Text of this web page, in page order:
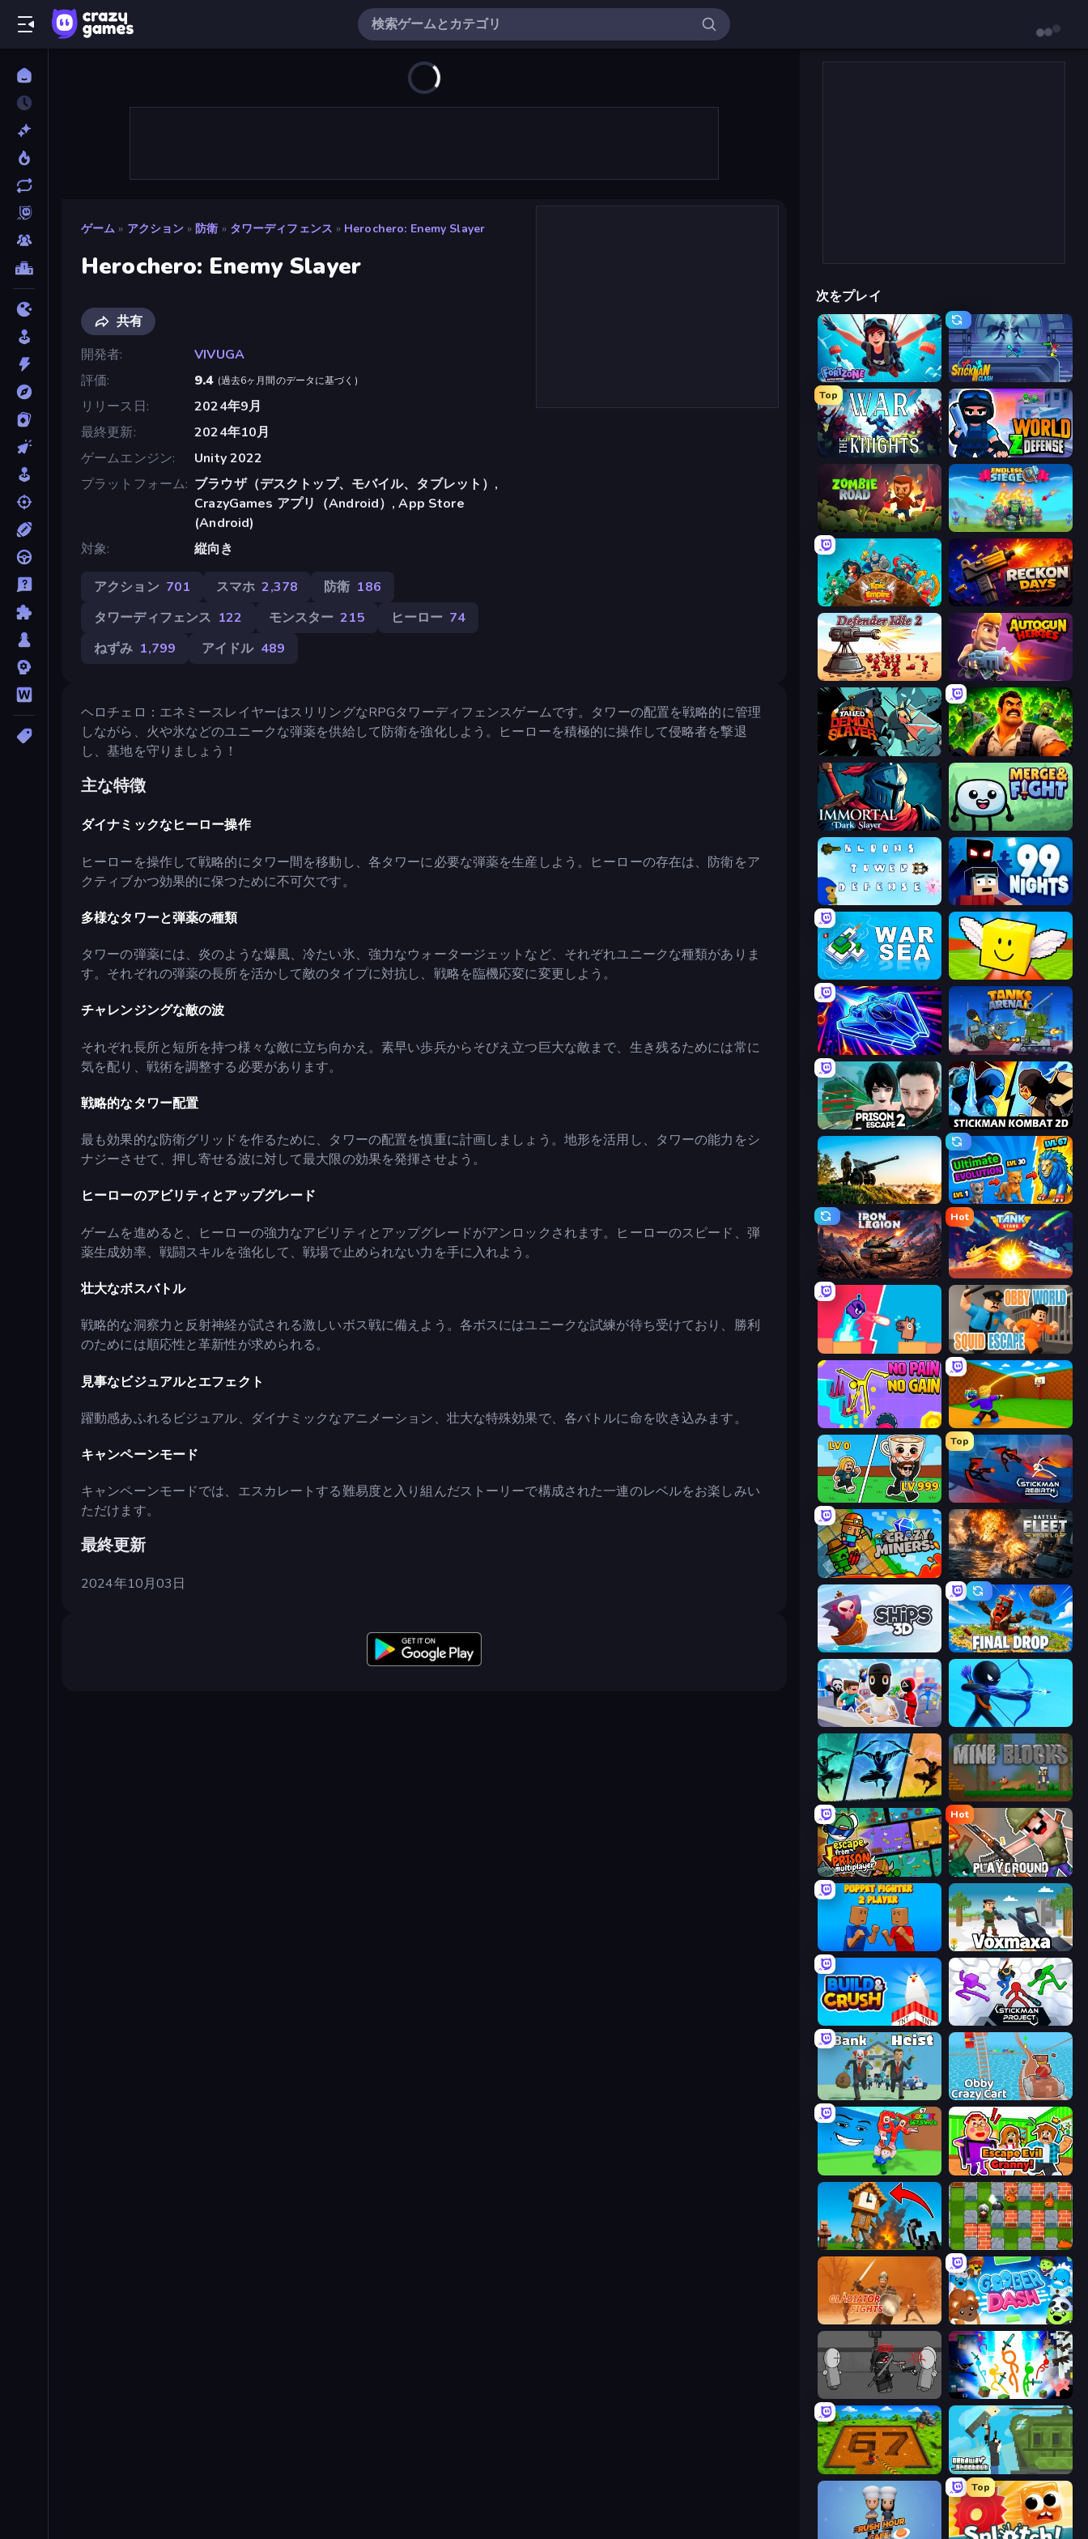
ゲーム » アクション » 防衛 » タワーディフェンス » Herochero: Enemy Slayer
Herochero: Enemy Slayer
共有
開発者
VIVUGA
評価
9.4 (過去6ヶ月間のデータに基づく )
リリース日
2024年9月
最終更新
2024年10月
ゲームエンジン
Unity 2022
プラットフォーム ブラウザ（デスクトップ、モバイル、タブレット）,
CrazyGames アプリ（Android）, App Store
(Android)
対象
縦向き
アクション 701 スマホ 2,378 防衛 186
タワーディフェンス 122 モンスター 215 ヒーロー 74
ねずみ 1,799 アイドル 489
ヘロチェロ：エネミースレイヤーはスリリングなRPGタワーディフェンスゲームです。タワーの配置を戦略的に管理
しながら、火や氷などのユニークな弾薬を供給して防衛を強化しよう。ヒーローを積極的に操作して侵略者を撃退
し、基地を守りましょう！
主な特徴
ダイナミックなヒーロー操作
ヒーローを操作して戦略的にタワー間を移動し、各タワーに必要な弾薬を生産しよう。ヒーローの存在は、防衛をア
クティブかつ効果的に保つために不可欠です。
多様なタワーと弾薬の種類
タワーの弾薬には、炎のような爆風、冷たい氷、強力なウォータージェットなど、それぞれユニークな種類がありま
す。それぞれの弾薬の長所を活かして敵のタイプに対抗し、戦略を臨機応変に変更しよう。
チャレンジングな敵の波
それぞれ長所と短所を持つ様々な敵に立ち向かえ。素早い歩兵からそびえ立つ巨大な敵まで、生き残るためには常に
気を配り、戦術を調整する必要があります。
戦略的なタワー配置
最も効果的な防衛グリッドを作るために、タワーの配置を慎重に計画しましょう。地形を活用し、タワーの能力をシ
ナジーさせて、押し寄せる波に対して最大限の効果を発揮させよう。
ヒーローのアビリティとアップグレード
ゲームを進めると、ヒーローの強力なアビリティとアップグレードがアンロックされます。ヒーローのスピード、弾
薬生成効率、戦闘スキルを強化して、戦場で止められない力を手に入れよう。
壮大なボスバトル
戦略的な洞察力と反射神経が試される激しいボス戦に備えよう。各ボスにはユニークな試練が待ち受けており、勝利
のためには順応性と革新性が求められる。
見事なビジュアルとエフェクト
躍動感あふれるビジュアル、ダイナミックなアニメーション、壮大な特殊効果で、各バトルに命を吹き込みます。
キャンペーンモード
キャンペーンモードでは、エスカレートする難易度と入り組んだストーリーで構成された一連のレベルをお楽しみい
ただけます。
最終更新
2024年10月03日
次をプレイ
Fortzone Battle Royale Stickman Clash
Top
War the Knights World Z Defense - Zombie Defense
Zombie Road Endless Siege
Epic Empire: Tower Defense Reckon Days
Defender Idle 2 Autogun Heroes
Tailed Demon Slayer Zombie Lab Escape
Immortal: Dark Slayer Merge & Fight
99 Nights (Bloxd.io)
War Sea Lucky Brainrot Blocks Online
Stellar Swarm Tanks Arena io: Craft & Combat
Prison Escape 2 Stickman Kombat 2D
Artillery Vs Tanks Ultimate Evolution
Iron Legion
Hot
Tank Stars
Boom Slingers ReBoom
No Pain No Gain - Ragdoll Sandbox Throw a Lucky Block
Brainrot Arena Online
Top
Stickman Rebirth
Crazy Miners Battle Fleet World
Ships 3D Final Drop
Archers Random
Shadow Ninja Revenge Mine Blocks
Escape From Prison Multiplayer
Hot
Playground
Puppet Fighter 2 Player Voxmaxa
Build and Crush Stickman Project
Bank Heist Obby: Crazy Cart
Escape Evil Granny!
Noob Fuse Bomber Friends
Gladiator Fights Goober Dash
Madness Project Nexus Stickman Epic
Obby: Dig Brainrots Getaway Shootout
Top